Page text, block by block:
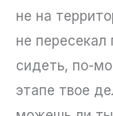
не на
не
сидеть, по-
этапе твое